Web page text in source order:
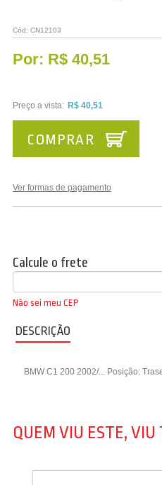
Cód: CN12103
Por: R$ 40,51
Preço a vista: R$ 40,51
Ver formas de pagamento
COMPRAR
Calcule o frete
Não sei meu CEP
DESCRIÇÃO
BMW C1 200 2002/... Posição:
QUEM VIU ESTE, VIU